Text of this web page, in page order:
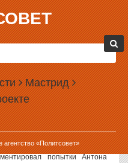
Мастрид
«Политсовет»
«ЕДИНАЯ
ЕСЛИ КТО И
ТО ТОЛЬКО НЕ
ранее ИА «Политсовет»,
свой падающий рейтинг
Не стало исключением и
военном училище. Очень
попытки Антона